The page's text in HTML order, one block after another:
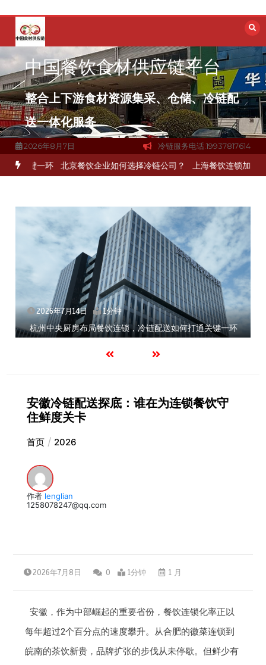
容
中国餐饮食材供应链平台
整合上下游食材资源集采、仓储、冷链配
送一体化服务
2026年8月7日 冷链服务电话:19937817614
一环 北京餐饮企业如何选择冷链公司？ 上海餐饮连锁加速，冷链
2026年7月14日 1分钟
杭州中央厨房布局餐饮连锁，冷链配送如何打通关键一环
安徽冷链配送探底：谁在为连锁餐饮守
住鲜度关卡
首页 2026
作者 lenglian
1258078247@qq.com
2026年7月8日 0 1分钟 1 月
安徽，作为中部崛起的重要省份，餐饮连锁化率正以
每年超过2个百分点的速度攀升。从合肥的徽菜连锁到
皖南的茶饮新贵，品牌扩张的步伐从未停歇。但鲜少有